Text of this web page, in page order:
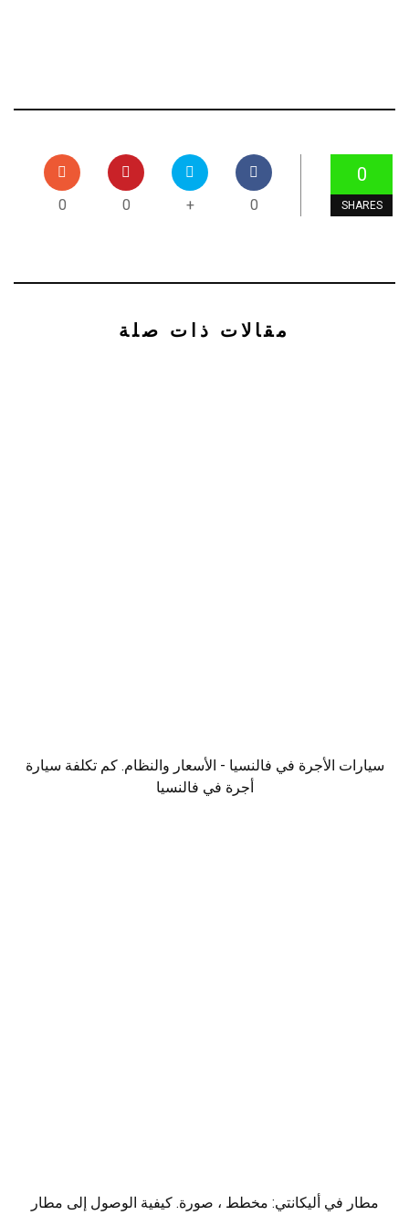
0
SHARES
0
+
0
0
مقالات ذات صلة
سيارات الأجرة في فالنسيا - الأسعار والنظام. كم تكلفة سيارة
أجرة في فالنسيا
مطار في أليكانتي: مخطط ، صورة. كيفية الوصول إلى مطار